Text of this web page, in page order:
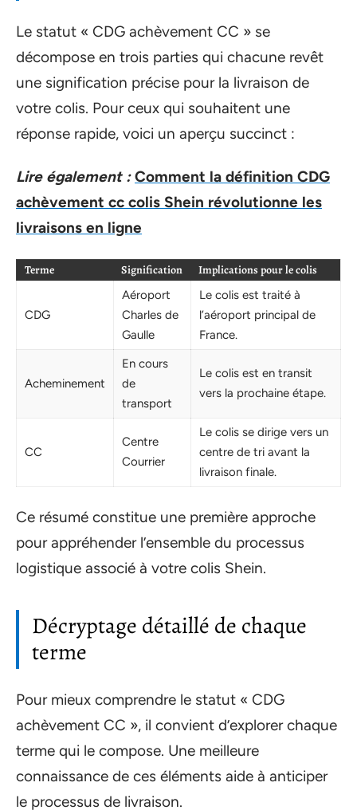
Le statut « CDG achèvement CC » se
décompose en trois parties qui chacune revêt
une signification précise pour la livraison de
votre colis. Pour ceux qui souhaitent une
réponse rapide, voici un aperçu succinct :
Lire également : Comment la définition CDG
achèvement cc colis Shein révolutionne les
livraisons en ligne
Terme Signification Implications pour le colis
CDG
Aéroport
Charles de
Gaulle
Le colis est traité à
l’aéroport principal de
France.
Acheminement
En cours
de
transport
Le colis est en transit
vers la prochaine étape.
CC
Centre
Courrier
Le colis se dirige vers un
centre de tri avant la
livraison finale.
Ce résumé constitue une première approche
pour appréhender l’ensemble du processus
logistique associé à votre colis Shein.
Décryptage détaillé de chaque
terme
Pour mieux comprendre le statut « CDG
achèvement CC », il convient d’explorer chaque
terme qui le compose. Une meilleure
connaissance de ces éléments aide à anticiper
le processus de livraison.